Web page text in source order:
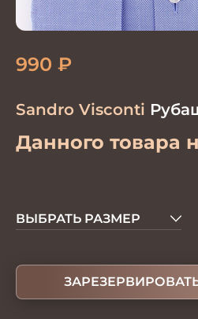
Sandro Visconti
Данного товара
990 ₽
ВЫБРАТЬ РАЗМЕР